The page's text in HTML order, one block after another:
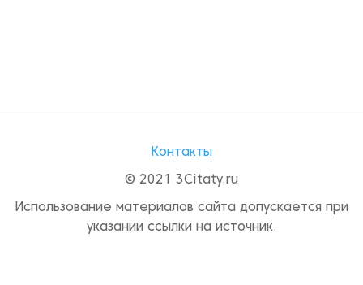
Контакты
© 2021 3Citaty.ru
Использование материалов сайта допускается при
указании ссылки на источник.